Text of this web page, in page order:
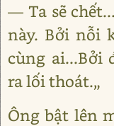
― Ta sẽ
này. Bởi nỗi
cùng ai...Bởi
ra lối thoát.„
Ông bật lên